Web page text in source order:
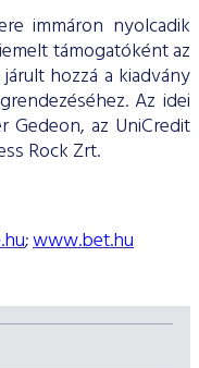
immáron nyolcadik
támogatóként az
hozzá a kiadvány
Az idei
Gedeon, az UniCredit
Rock Zrt.
;www.bet.hu